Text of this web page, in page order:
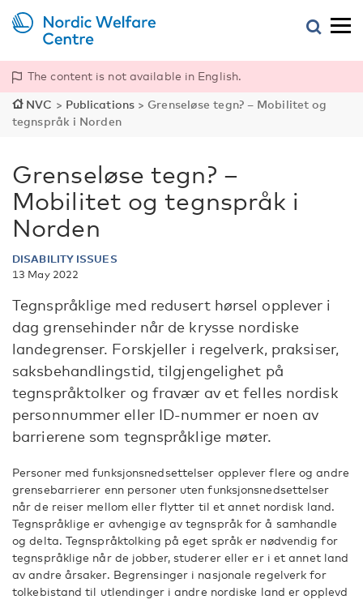
The content is not available in English.
NVC > Publications> Grenseløse tegn? – Mobilitet og
tegnspråk i Norden
Grenseløse tegn? –
Mobilitet og tegnspråk i
Norden
DISABILITY ISSUES
13 May 2022
Tegnspråklige med redusert hørsel opplever i
dag grensehinder når de krysse nordiske
landegrenser. Forskjeller i regelverk, praksiser,
saksbehandlingstid, tilgjengelighet på
tegnspråktolker og fravær av et felles nordisk
personnummer eller ID-nummer er noen av
barrierene som tegnspråklige møter.
Personer med funksjonsnedsettelser opplever flere og andre
grensebarrierer enn personer uten funksjonsnedsettelser
når de reiser mellom eller flytter til et annet nordisk land.
Tegnspråklige er avhengige av tegnspråk for å samhandle
og delta. Tegnspråktolking på eget språk er nødvendig for
tegnspråklige når de jobber, studerer eller er i et annet land
av andre årsaker. Begrensinger i nasjonale regelverk for
tolkebistand til utlendinger i andre nordiske land er opplevd